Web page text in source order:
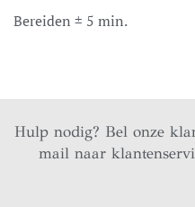
Bereiden ± 5 min.
Hulp nodig? Bel onze
mail naar